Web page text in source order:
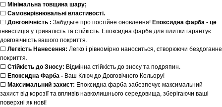
⬜ Мінімальна товщина шару;
⬜ Самовирівнювальні властивості.
⬜ Довговічність : Забудьте про постійне оновлення! Епоксидна фарба - це
інвестиція у тривалість та стійкість. Епоксидна фарба для плитки гарантує
довговічність вашого покриття.
⬜ Легкість Нанесення: Легко і рівномірно наноситься, створюючи бездоганне
покриття.
⬜ Стійкість до Зносу: Відмінна стійкість до зносу та подряпин.
⬜ Епоксидна Фарба - Ваш Ключ до Довговічного Кольору!
⬜ Максимальний захист: Епоксидна фарба забезпечує максимальний
захист від корозії та впливів навколишнього середовища, зберігаючи ваші
поверхні як нові!